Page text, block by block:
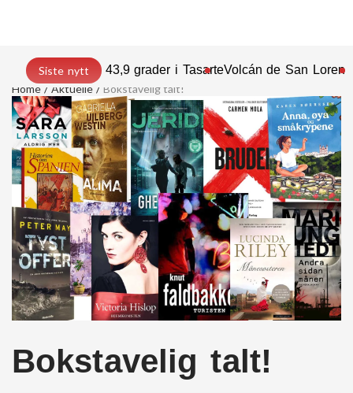
Siste nytt 43,9 grader i TasarteVolcán de San
Home
Aktuelle Bokstavelig talt!
Bokstavelig talt!